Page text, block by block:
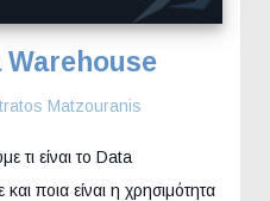
Warehouse
Matzouranis
τι είναι το Data
ποια είναι η χρησιμότητα